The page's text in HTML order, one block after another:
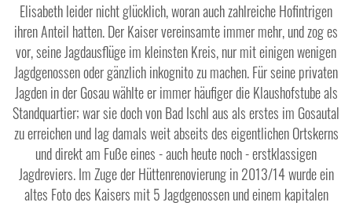
Elisabeth leider nicht glücklich, woran auch zahlreiche Hofintrigen
ihren Anteil hatten. Der Kaiser vereinsamte immer mehr, und zog es
vor, seine Jagdausflüge im kleinsten Kreis, nur mit einigen wenigen
Jagdgenossen oder gänzlich inkognito zu machen. Für seine privaten
Jagden in der Gosau wählte er immer häufiger die Klaushofstube als
Standquartier; war sie doch von Bad Ischl aus als erstes im Gosautal
zu erreichen und lag damals weit abseits des eigentlichen Ortskerns
und direkt am Fuße eines - auch heute noch - erstklassigen
Jagdreviers. Im Zuge der Hüttenrenovierung in 2013/14 wurde ein
altes Foto des Kaisers mit 5 Jagdgenossen und einem kapitalen